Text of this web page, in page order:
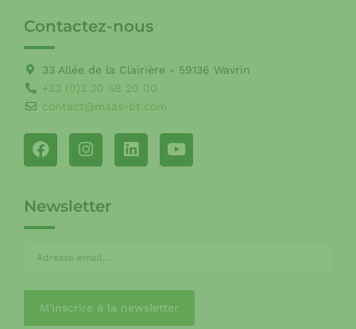
Contactez-nous
33 Allée de la Clairière - 59136 Wavrin
+33 (0)3 20 58 20 00
contact@maas-bt.com
Newsletter